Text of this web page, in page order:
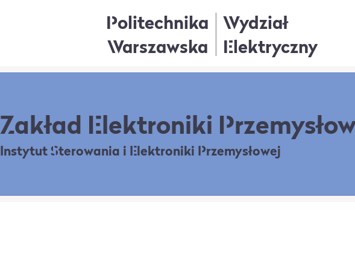
Politechnika
Warszawska
Wydział
Elektryczny
Zakład Elektroniki
Instytut Sterowania i Elektroniki Przemysłowej